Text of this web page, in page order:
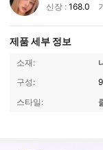
신장 : 168.0
제품 세부 정보
소재:
구성:
스타일: